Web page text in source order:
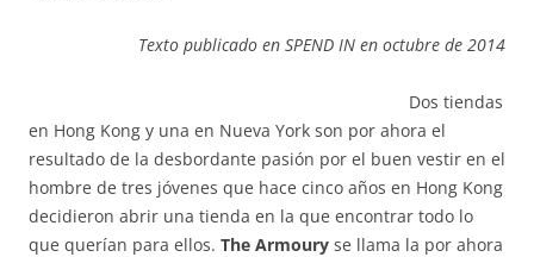
Texto publicado en SPEND IN en octubre de 2014
Dos tiendas
en Hong Kong y una en Nueva York son por ahora el
resultado de la desbordante pasión por el buen vestir en el
hombre de tres jóvenes que hace cinco años en Hong Kong
decidieron abrir una tienda en la que encontrar todo lo
que querían para ellos. The Armoury se llama la por ahora